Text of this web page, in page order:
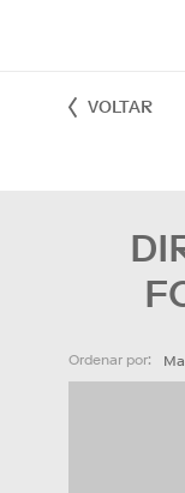
VOLTAR
Ordenar por: